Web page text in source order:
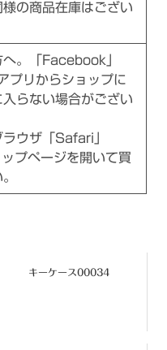
の商品在庫はござい
へ。「Facebook」
プリからショップに
らない場合がござい
ウザ「Safari」
プページを開いて買
キーケース00034